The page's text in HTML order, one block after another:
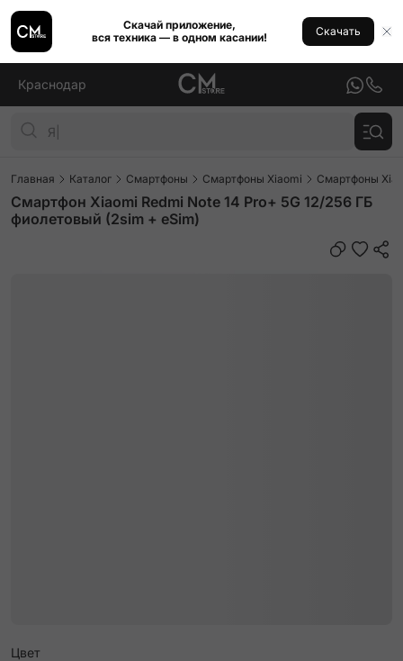
Скачай приложение,
вся техника — в одном касании!
Скачать
Краснодар
Главная Каталог Смартфоны Смартфоны Xiaomi Смартфоны
Смартфон Xiaomi Redmi Note 14 Pro+ 5G 12/256 ГБ
фиолетовый (2sim + eSim)
Цвет